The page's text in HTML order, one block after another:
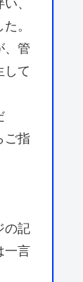
、
。
、管
して
ご指
の記
一言